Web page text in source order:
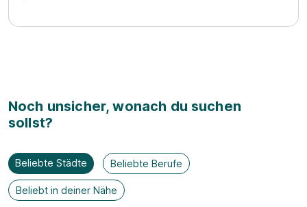
Noch unsicher, wonach du suchen
sollst?
Beliebte Städte Beliebte Berufe
Beliebt in deiner Nähe